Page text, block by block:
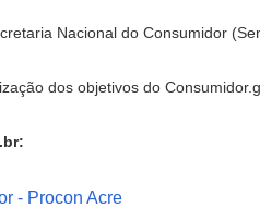
Nacional do Consumidor
dos objetivos do
- Procon Acre